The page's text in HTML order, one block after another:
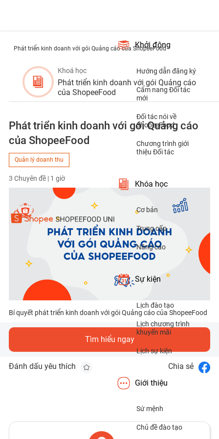
Khởi động
Hướng dẫn đăng ký
Cẩm nang Đối tác
mới
Đối tác nói về
ShopeeFood
Chương trình giới
thiệu Đối tác
Khóa học
Cơ bản
Trung cấp
Nâng cao
Sự kiện
Lịch đào tạo
Lịch chương trình
khuyến mãi
Lịch sự kiện
Giới thiệu
Sứ mệnh
Chủ đề đào tạo
Phát triển kinh doanh với gói Quảng cáo của ShopeeFood
Khoá học
Phát triển kinh doanh với gói Quảng cáo
của ShopeeFood
Phát triển kinh doanh với gói Quảng cáo
của ShopeeFood
Quản lý doanh thu
3 Chuyên đề | 1 giờ
Bí quyết phát triển kinh doanh với gói Quảng cáo của ShopeeFood
Tìm hiểu ngay
Đánh dấu yêu thích Chia sẻ